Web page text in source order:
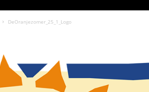
DeOranjezomer_25_1_Logo